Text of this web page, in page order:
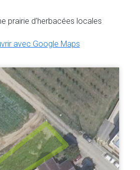
prairie d’herbacées locales
avec Google Maps